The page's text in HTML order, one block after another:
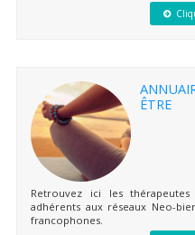
ÊTRE
Retrouvez ici les
adhérents aux réseaux Neo-
francophones.